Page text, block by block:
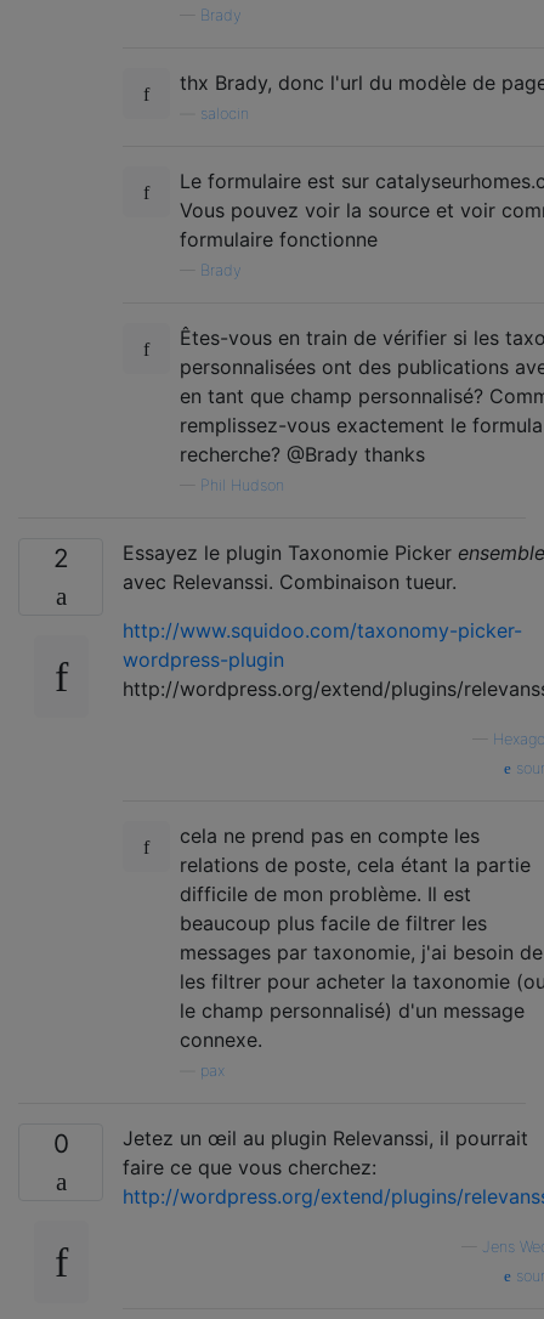
'type' =>
$args ['meta_query'][] = array(
'key' =>
'type' => 'SIGNED'
'meta_query'
'compare' => '<=',
'type' =>
'SIGNED'
Brady
thx Brady, donc l'url du modèle de
salocin
Le formulaire est sur
Vous pouvez voir la source et voir
formulaire fonctionne
Brady
Êtes-vous en train de vérifier si les
personnalisées ont des publications
en tant que champ personnalisé?
remplissez-vous exactement le
recherche? @Brady thanks
Phil Hudson
2 Essayez le plugin Taxonomie Picker ensemble
avec Relevanssi. Combinaison tueur.
http://www.squidoo.com/taxonomy-picker-
wordpress-plugin
http://wordpress.org/extend/plugins/
cela ne prend pas en compte les
relations de poste, cela étant la partie
difficile de mon problème. Il est
beaucoup plus facile de filtrer les
messages par taxonomie, j'ai besoin de
les filtrer pour acheter la taxonomie
le champ personnalisé) d'un message
connexe.
pax
0
Jetez un œil au plugin Relevanssi, il pourrait
faire ce que vous cherchez:
http://wordpress.org/extend/plugins/
Jens